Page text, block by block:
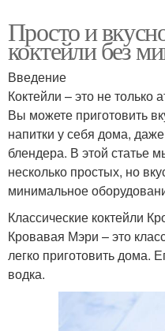
Просто и
коктейли без
Введение
Коктейли – это не только
Вы можете приготовить
напитки у себя дома,
блендера. В этой статье
несколько простых, но
минимальное
Классические коктейли
Кровавая Мэри – это
легко приготовить дома.
водка.